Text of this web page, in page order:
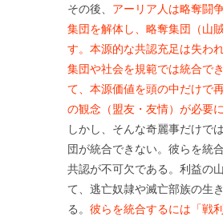
その後、 アーリア人は略奪闘
集団を解体し、略奪集団（山
す。本源的な共認充足は失わ
集団や社会を規範では統合で
て、本源価値を頭の中だけで
の観念（盟友・友情）が必要に
しかし、そんな奇麗事だけで
団が統合できない。彼らを統
共認が不可欠である。利益の
て、逃亡奴隷や滅亡部族の生
る。 彼らを統合するには「戦